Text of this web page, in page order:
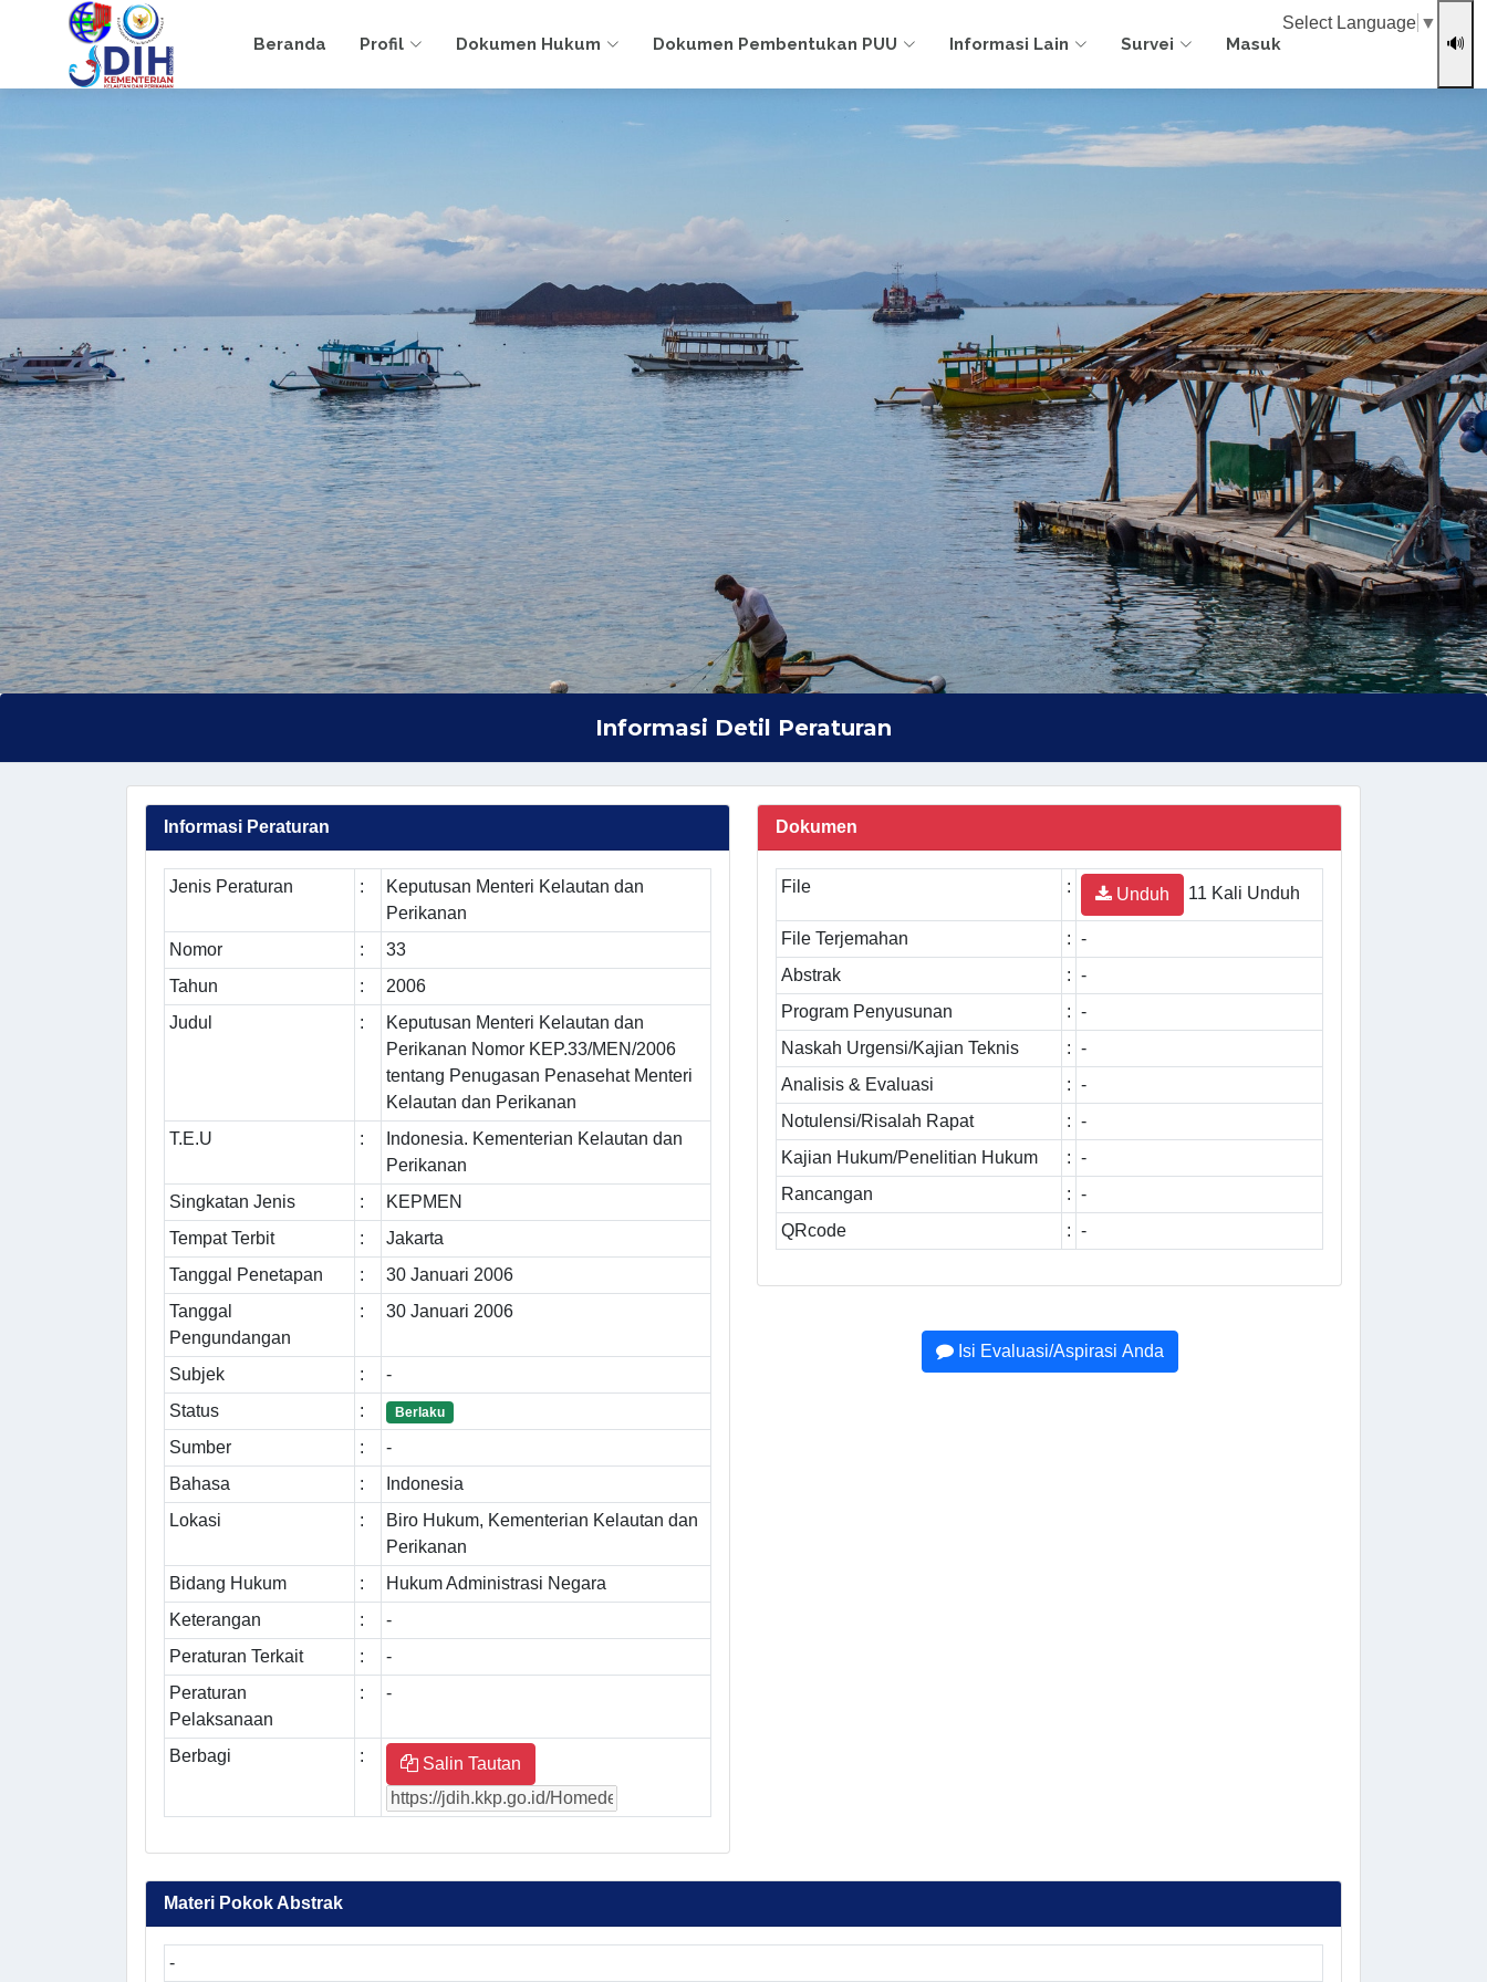
Beranda Profil Dokumen Hukum Dokumen Pembentukan PUU Informasi Lain Survei Masuk
Select Language ▼
🔊
Informasi Detil Peraturan
Informasi Peraturan
Jenis Peraturan :
Keputusan Menteri Kelautan dan
Perikanan
Nomor
:
33
Tahun
:
2006
Judul
:
Keputusan Menteri Kelautan dan
Perikanan Nomor KEP.33/MEN/2006
tentang Penugasan Penasehat Menteri
Kelautan dan Perikanan
T.E.U
:
Indonesia. Kementerian Kelautan dan
Perikanan
Singkatan Jenis
:
KEPMEN
Tempat Terbit
:
Jakarta
Tanggal Penetapan
:
30 Januari 2006
Tanggal
Pengundangan
: 30 Januari 2006
Subjek :
-
Status
: Berlaku
Sumber :
-
Bahasa
:
Indonesia
Lokasi
:
Biro Hukum, Kementerian Kelautan dan
Perikanan
Bidang Hukum
:
Hukum Administrasi Negara
Keterangan
:
-
Peraturan Terkait
:
-
Peraturan
Pelaksanaan
: -
Berbagi : Salin Tautan
Dokumen
File : Unduh 11 Kali Unduh
File Terjemahan : -
Abstrak
: -
Program Penyusunan
: -
Naskah Urgensi/Kajian Teknis
: -
Analisis & Evaluasi
: -
Notulensi/Risalah Rapat
: -
Kajian Hukum/Penelitian Hukum
: -
Rancangan
: -
QRcode
: -
Isi Evaluasi/Aspirasi Anda
Materi Pokok Abstrak
-